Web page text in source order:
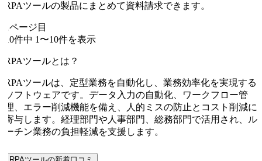
ツールの製品にまとめて資料請求できます。
ページ目
件中1 〜10件を表示
ツールとは？
ツールは、定型業務を自動化し、業務効率化を実現する
フトウェアです。データ入力の自動化、ワークフロー管
、エラー削減機能を備え、人的ミスの防止とコスト削減に
与します。経理部門や人事部門、総務部門で活用され、ル
チン業務の負担軽減を支援します。